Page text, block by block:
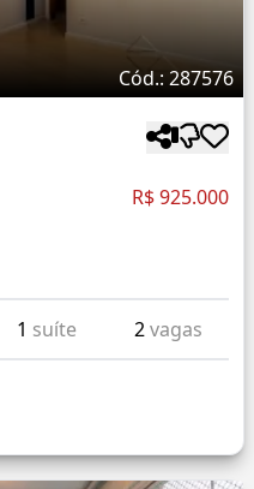
Cód.: 287576
R$ 925.000
1 suíte 2vagas